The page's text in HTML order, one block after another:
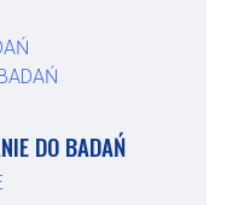
DO BADAŃ